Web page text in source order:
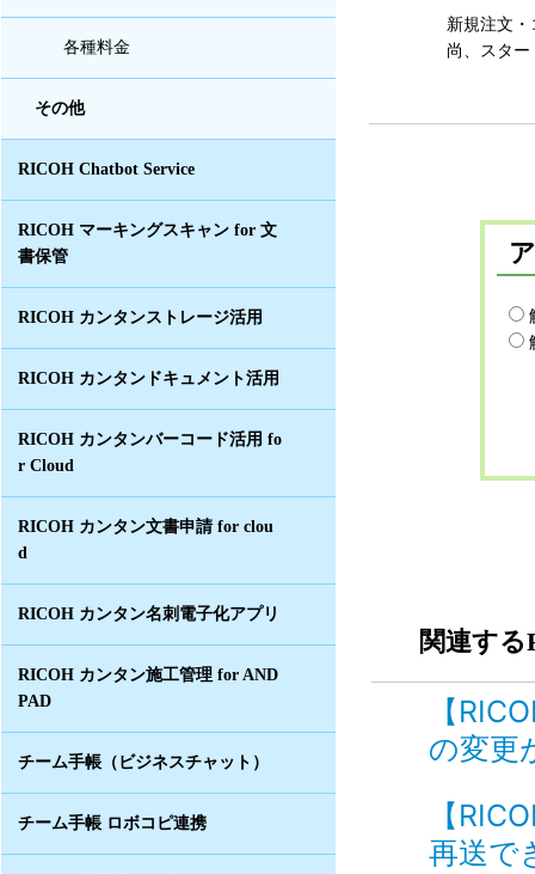
各種料金
その他
RICOH Chatbot Service
RICOH マーキングスキャン for 文
書保管
RICOH カンタンストレージ活用
RICOH カンタンドキュメント活用
RICOH カンタンバーコード活用 fo
r Cloud
RICOH カンタン文書申請 for clou
d
RICOH カンタン名刺電子化アプリ
RICOH カンタン施工管理 for AND
PAD
チーム手帳（ビジネスチャット）
チーム手帳 ロボコピ連携
新規注文
尚、スタ
関連する
【
の変更
【
再送で